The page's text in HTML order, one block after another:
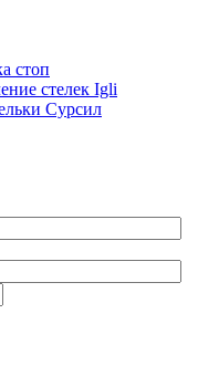
стоп
стелек Igli
Сурсил